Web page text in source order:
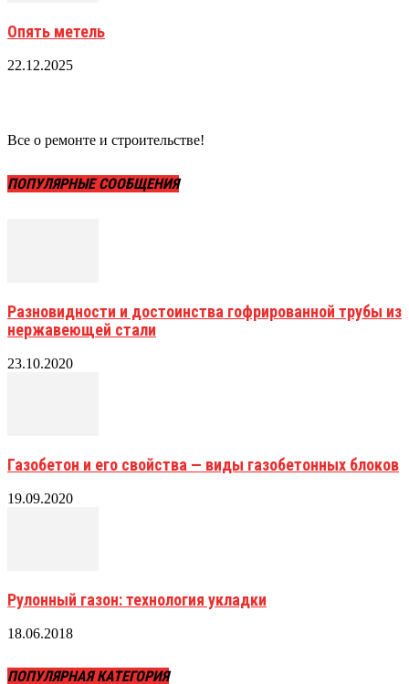
Опять метель
22.12.2025
Все о ремонте и строительстве!
ПОПУЛЯРНЫЕ СООБЩЕНИЯ
Разновидности и достоинства гофрированной трубы из
нержавеющей стали
23.10.2020
Газобетон и его свойства — виды газобетонных блоков
19.09.2020
Рулонный газон: технология укладки
18.06.2018
ПОПУЛЯРНАЯ КАТЕГОРИЯ